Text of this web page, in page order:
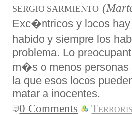
SERGIO SARMIENTO
Exc�ntricos y locos hay
habido y siempre los
problema. Lo
m�s o menos personas
la que esos locos
matar a inocentes.
0 Comments